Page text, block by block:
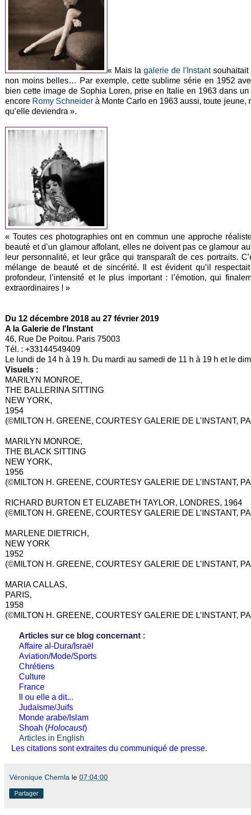
« Mais lagalerie de l'Instantsouhaitait
non moins belles… Par exemple, cette sublime série en 1952
bien cette image de Sophia Loren, prise en Italie en 1963 dans
encore Romy Schneider à Monte Carlo en 1963 aussi, toute jeune,
qu’elle deviendra ».
« Toutes ces photographies ont en commun une approche
beauté et d’un glamour affolant, elles ne doivent pas ce glamour
leur personnalité, et leur grâce qui transparaît de ces portraits.
mélange de beauté et de sincérité. Il est évident qu’il
profondeur, l’intensité et le plus important : l’émotion, qui
extraordinaires ! »
Du 12 décembre 2018 au 27 février 2019
A la Galerie de l'Instant
46, Rue De Poitou. Paris 75003
Tél. : +33144549409
Le lundi de 14 h à 19 h. Du mardi au samedi de 11 h à 19 h et le
Visuels :
MARILYN MONROE,
THE BALLERINA SITTING
NEW YORK,
1954
(©MILTON H. GREENE, COURTESY GALERIE DE L’INSTANT,
MARILYN MONROE,
THE BLACK SITTING
NEW YORK,
1956
(©MILTON H. GREENE, COURTESY GALERIE DE L’INSTANT,
RICHARD BURTON ET ELIZABETH TAYLOR, LONDRES, 1964
(©MILTON H. GREENE, COURTESY GALERIE DE L’INSTANT,
MARLENE DIETRICH,
NEW YORK
1952
(©MILTON H. GREENE, COURTESY GALERIE DE L’INSTANT,
MARIA CALLAS,
PARIS,
1958
(©MILTON H. GREENE, COURTESY GALERIE DE L’INSTANT,
Articles sur ce blog concernant :
Affaire al-Dura/Israël
Aviation/Mode/Sports
Chrétiens
Culture
France
Il ou elle a dit...
Judaïsme/Juifs
Monde arabe/Islam
Shoah (Holocaust)
Articles in English
Les citations sont extraites du communiqué de presse.
Véronique Chemla le 07:04:00
Partager